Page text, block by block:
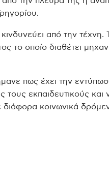
από την τέχνη.
το οποίο διαθέτει
πως έχει την
εκπαιδευτικούς και
διάφορα κοινωνικά